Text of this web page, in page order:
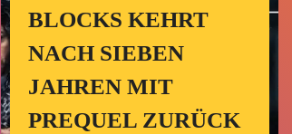
BLOCKS KEHRT
NACH SIEBEN
JAHREN MIT
PREQUEL ZURÜCK